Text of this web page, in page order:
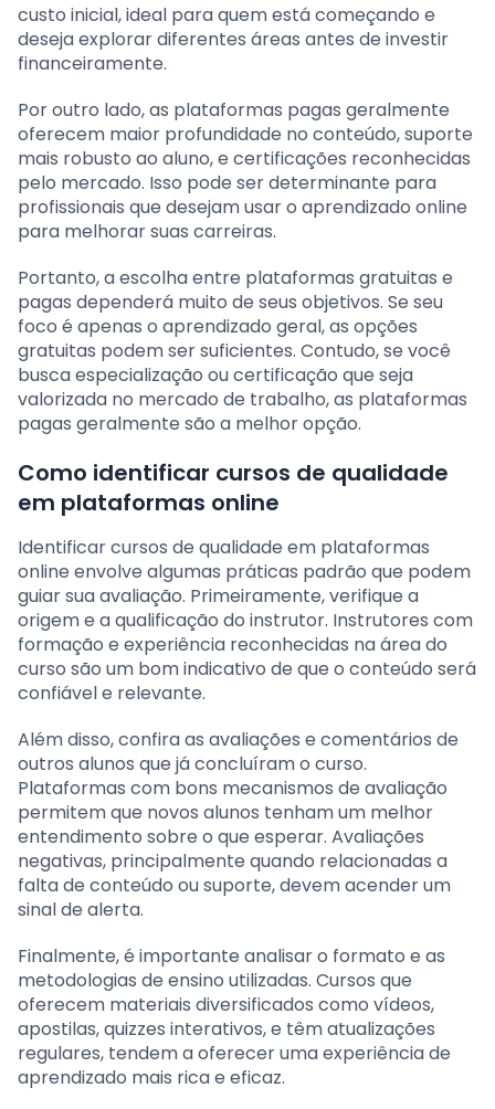
custo inicial, ideal para quem está começando e
deseja explorar diferentes áreas antes de investir
financeiramente.
Por outro lado, as plataformas pagas geralmente
oferecem maior profundidade no conteúdo, suporte
mais robusto ao aluno, e certificações reconhecidas
pelo mercado. Isso pode ser determinante para
profissionais que desejam usar o aprendizado online
para melhorar suas carreiras.
Portanto, a escolha entre plataformas gratuitas e
pagas dependerá muito de seus objetivos. Se seu
foco é apenas o aprendizado geral, as opções
gratuitas podem ser suficientes. Contudo, se você
busca especialização ou certificação que seja
valorizada no mercado de trabalho, as plataformas
pagas geralmente são a melhor opção.
Como identificar cursos de qualidade
em plataformas online
Identificar cursos de qualidade em plataformas
online envolve algumas práticas padrão que podem
guiar sua avaliação. Primeiramente, verifique a
origem e a qualificação do instrutor. Instrutores com
formação e experiência reconhecidas na área do
curso são um bom indicativo de que o conteúdo será
confiável e relevante.
Além disso, confira as avaliações e comentários de
outros alunos que já concluíram o curso.
Plataformas com bons mecanismos de avaliação
permitem que novos alunos tenham um melhor
entendimento sobre o que esperar. Avaliações
negativas, principalmente quando relacionadas a
falta de conteúdo ou suporte, devem acender um
sinal de alerta.
Finalmente, é importante analisar o formato e as
metodologias de ensino utilizadas. Cursos que
oferecem materiais diversificados como vídeos,
apostilas, quizzes interativos, e têm atualizações
regulares, tendem a oferecer uma experiência de
aprendizado mais rica e eficaz.